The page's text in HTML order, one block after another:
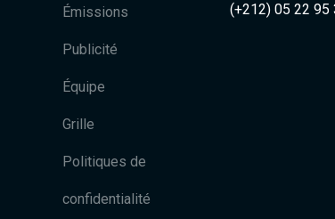
Émissions
Publicité
Équipe
Grille
Politiques de
confidentialité
(+212) 05 22